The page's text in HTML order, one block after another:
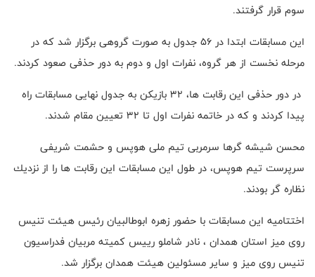
سوم قرار گرفتند.
اين مسابقات ابتدا در ۵۶ جدول به صورت گروهى برگزار شد كه در
مرحله نخست از هر گروه، نفرات اول و دوم به دور حذفى صعود كردند.
در دور حذفی اين رقابت ها، ٣٢ بازیکن به جدول نهایی مسابقات راه
پيدا كردند و كه در خاتمه نفرات اول تا ٣٢ تعيين مقام شدند.
محسن شيشه گرها سرمربى تيم ملى هوپس و حشمت شريفى
سرپرست تيم هوپس، در طول این مسابقات اين رقابت ها را از نزديك
نظاره گر بودند.
اختتاميه اين مسابقات با حضور زهره ابوطالبیان رئيس هيئت تنیس
روی میز استان همدان ، نادر شاملو رییس کمیته مربیان فدراسیون
تنیس روی میز و سایر مسئولین هیئت همدان برگزار شد.